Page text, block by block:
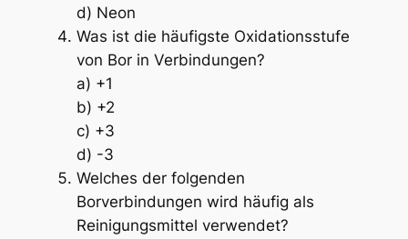
d) Neon
Was ist die häufigste Oxidationsstufe
von Bor in Verbindungen?
a) +1
b) +2
c) +3
d) -3
Welches der folgenden
Borverbindungen wird häufig als
Reinigungsmittel verwendet?